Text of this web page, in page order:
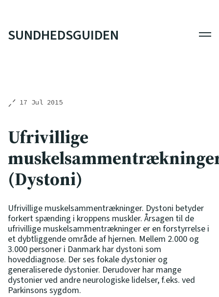
SUNDHEDSGUIDEN
17 Jul 2015
Ufrivillige
(Dystoni)
Ufrivillige muskelsammentrækninger. Dystoni betyder
forkert spænding i kroppens muskler. Årsagen til de
ufrivillige muskelsammentrækninger er en forstyrrelse i
et dybtliggende område af hjernen. Mellem 2.000 og
3.000 personer i Danmark har dystoni som
hoveddiagnose. Der ses fokale dystonier og
generaliserede dystonier. Derudover har mange
dystonier ved andre neurologiske lidelser, f.eks. ved
Parkinsons sygdom.